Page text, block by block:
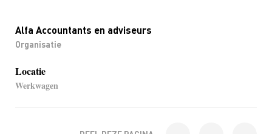
Alfa Accountants en adviseurs
Organisatie
Locatie
Werkwagen